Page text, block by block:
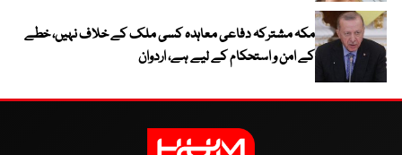
مکہ مشترکہ دفاعی معاہدہ کسی ملک کے خلاف نہیں، خطے
کے امن و استحکام کے لیے ہے، اردوان